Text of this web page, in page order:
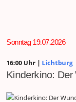
Sonntag 19.07.2026
16:00 Uhr | Lichtburg
Kinderkino: